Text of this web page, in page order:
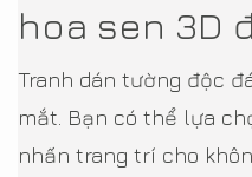
hoa sen 3D
Tranh dán tường độc
mắt. Bạn có thể lựa
nhấn trang trí cho